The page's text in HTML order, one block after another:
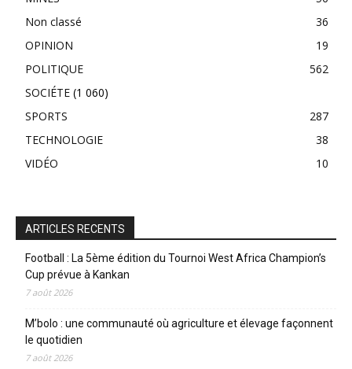
Non classé
36
OPINION
19
POLITIQUE
562
SOCIÉTE (1 060)
SPORTS
287
TECHNOLOGIE
38
VIDÉO
10
ARTICLES RECENTS
Football : La 5ème édition du Tournoi West Africa Champion’s
Cup prévue à Kankan
7 août 2026
M’bolo : une communauté où agriculture et élevage façonnent
le quotidien
7 août 2026